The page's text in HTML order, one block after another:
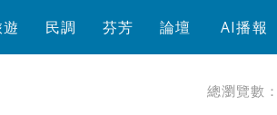
民調 芬芳 論壇 AI播報
總瀏覽數：